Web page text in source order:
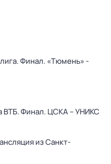
Финал. «Тюмень» -
ВТБ. Финал. ЦСКА – УНИКС
из Санкт-